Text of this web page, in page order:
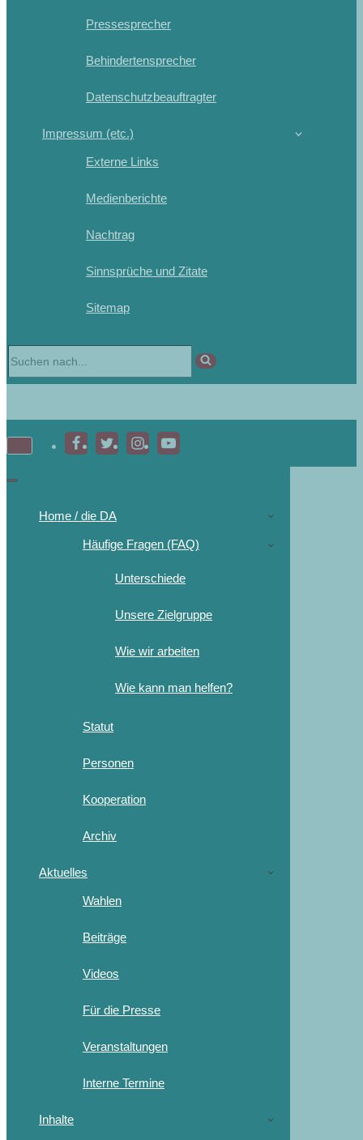
Pressesprecher
Behindertensprecher
Datenschutzbeauftragter
Impressum (etc.)
Externe Links
Medienberichte
Nachtrag
Sinnsprüche und Zitate
Sitemap
Home / die DA
Häufige Fragen (FAQ)
Unterschiede
Unsere Zielgruppe
Wie wir arbeiten
Wie kann man helfen?
Statut
Personen
Kooperation
Archiv
Aktuelles
Wahlen
Beiträge
Videos
Für die Presse
Veranstaltungen
Interne Termine
Inhalte